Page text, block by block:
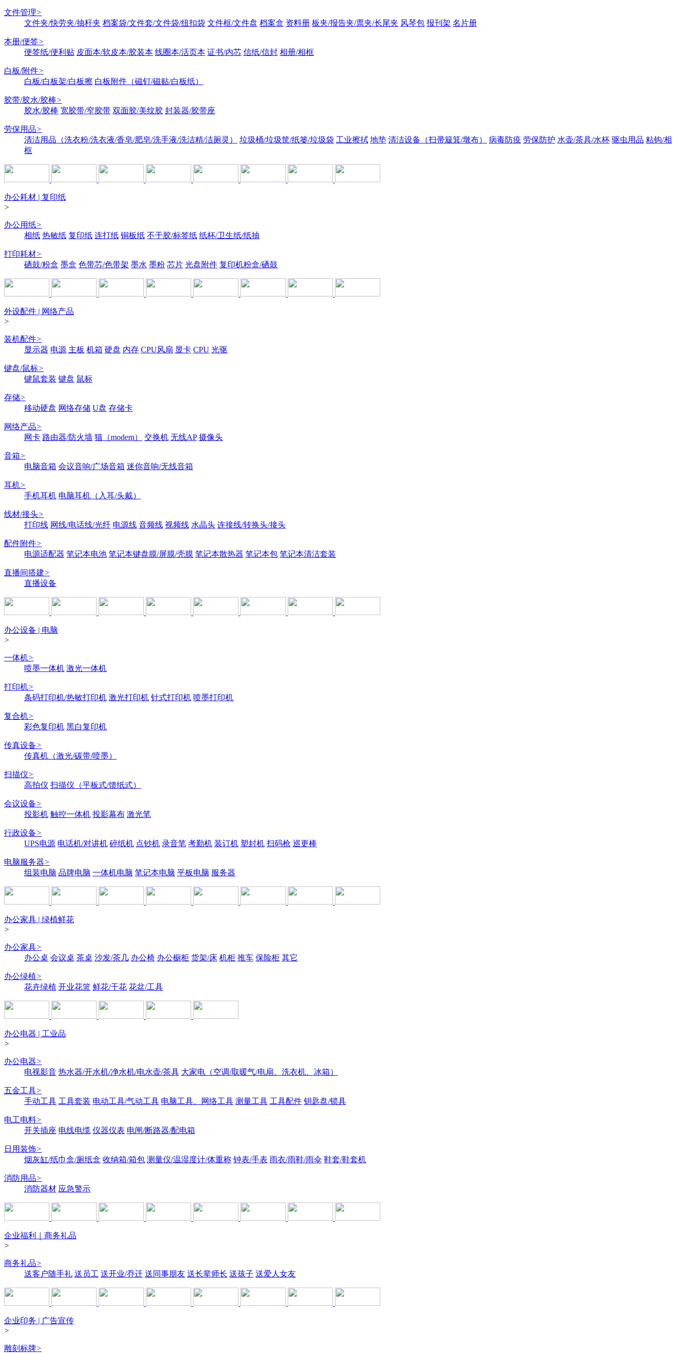
文件管理>
文件夹/快劳夹/抽杆夹 档案袋/文件套/文件袋/纽扣袋 文件框/文件盘 档案盒 资料册 板夹/报告夹/票夹/长尾夹 风琴包 报刊架 名片册
本册/便签>
便签纸/便利贴 皮面本/软皮本/胶装本 线圈本/活页本 证书/内芯 信纸/信封 相册/相框
白板/附件>
白板/白板架/白板擦 白板附件（磁钉/磁贴/白板纸）
胶带/胶水/胶棒>
胶水/胶棒 宽胶带/窄胶带 双面胶/美纹胶 封装器/胶带座
劳保用品>
清洁用品（洗衣粉/洗衣液/香皂/肥皂/洗手液/洗洁精/洁厕灵）
垃圾桶/垃圾筐/纸篓/垃圾袋 工业擦拭 地垫 清洁设备（扫帚簸箕/墩布） 病毒防疫 劳保防护 水壶/茶具/水杯 驱虫用品 粘钩/相
框
办公耗材 | 复印纸
>
办公用纸>
相纸 热敏纸 复印纸 连打纸 铜板纸 不干胶/标签纸 纸杯/卫生纸/纸抽
打印耗材>
硒鼓/粉盒 墨盒 色带芯/色带架 墨水 墨粉 芯片 光盘附件 复印机粉盒/硒鼓
外设配件 | 网络产品
>
装机配件>
显示器 电源 主板 机箱 硬盘 内存 CPU风扇 显卡 CPU 光驱
键盘/鼠标>
键鼠套装 键盘 鼠标
存储>
移动硬盘 网络存储 U盘 存储卡
网络产品>
网卡 路由器/防火墙 猫（modem） 交换机 无线AP 摄像头
音箱>
电脑音箱 会议音响/广场音箱 迷你音响/无线音箱
耳机>
手机耳机 电脑耳机（入耳/头戴）
线材/接头>
打印线 网线/电话线/光纤 电源线 音频线 视频线 水晶头 连接线/转换头/接头
配件附件>
电源适配器 笔记本电池 笔记本键盘膜/屏膜/壳膜 笔记本散热器 笔记本包 笔记本清洁套装
直播间搭建>
直播设备
办公设备 | 电脑
>
一体机>
喷墨一体机 激光一体机
打印机>
条码打印机/热敏打印机 激光打印机 针式打印机 喷墨打印机
复合机>
彩色复印机 黑白复印机
传真设备>
传真机（激光/碳带/喷墨）
扫描仪>
高拍仪 扫描仪（平板式/馈纸式）
会议设备>
投影机 触控一体机 投影幕布 激光笔
行政设备>
UPS电源 电话机/对讲机 碎纸机 点钞机 录音笔 考勤机 装订机 塑封机 扫码枪 巡更棒
电脑服务器>
组装电脑 品牌电脑 一体机电脑 笔记本电脑 平板电脑 服务器
办公家具 | 绿植鲜花
>
办公家具>
办公桌 会议桌 茶桌 沙发/茶几 办公椅 办公橱柜 货架/床 机柜 推车 保险柜 其它
办公绿植>
花卉绿植 开业花篮 鲜花/干花 花盆/工具
办公电器 | 工业品
>
办公电器>
电视影音 热水器/开水机/净水机/电水壶/茶具 大家电（空调/取暖气/电扇、洗衣机、冰箱）
五金工具>
手动工具 工具套装 电动工具/气动工具 电脑工具、网络工具 测量工具 工具配件 钥匙盘/锁具
电工电料>
开关插座 电线电缆 仪器仪表 电闸/断路器/配电箱
日用装饰>
烟灰缸/纸巾盒/厕纸盒 收纳箱/箱包 测量仪/温湿度计/体重称 钟表/手表 雨衣/雨鞋/雨伞 鞋套/鞋套机
消防用品>
消防器材 应急警示
企业福利｜商务礼品
>
商务礼品>
送客户随手礼 送员工 送开业/乔迁 送同事朋友 送长辈师长 送孩子 送爱人女友
企业印务 | 广告宣传
>
雕刻标牌>